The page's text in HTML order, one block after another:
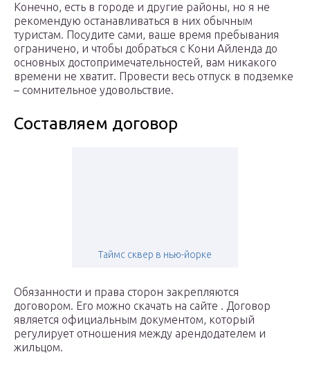
Конечно, есть в городе и другие районы, но я не
рекомендую останавливаться в них обычным
туристам. Посудите сами, ваше время пребывания
ограничено, и чтобы добраться с Кони Айленда до
основных достопримечательностей, вам никакого
времени не хватит. Провести весь отпуск в подземке
– сомнительное удовольствие.
Составляем договор
Таймс сквер в нью-йорке
Обязанности и права сторон закрепляются
договором. Его можно скачать на сайте . Договор
является официальным документом, который
регулирует отношения между арендодателем и
жильцом.